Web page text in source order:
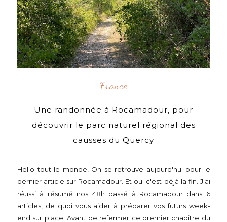
France
Une randonnée à Rocamadour, pour
découvrir le parc naturel régional des
causses du Quercy
Hello tout le monde, On se retrouve aujourd'hui pour le
dernier article sur Rocamadour. Et oui c'est déjà la fin. J'ai
réussi à résumé nos 48h passé à Rocamadour dans 6
articles, de quoi vous aider à préparer vos futurs week-
end sur place. Avant de refermer ce premier chapitre du